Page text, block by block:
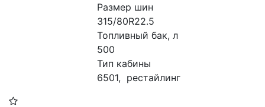
Размер шин
315/80R22.5
Топливный бак, л
500
Тип кабины
6501,  рестайлинг